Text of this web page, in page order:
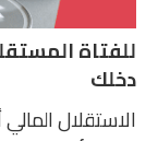
للفتاة
دخلك
الاستقلال